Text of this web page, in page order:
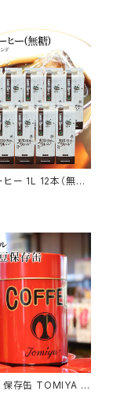
ヒー 1L 12本（無
大地のブレンド リキ
家焙煎 ドリップ ト
保存缶 TOMIYA C
ジナル 珈琲豆 保存
ー 通販 レトロ